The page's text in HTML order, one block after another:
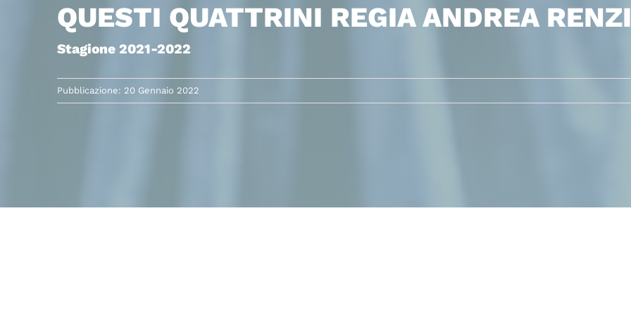
QUESTI QUATTRINI REGIA ANDREA RENZI
Stagione 2021-2022
Pubblicazione: 20 Gennaio 2022